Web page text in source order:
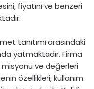
fiyatını ve benzeri
tanıtımı arasındaki
yatmaktadır. Firma
misyonu ve değerleri
özellikleri, kullanım